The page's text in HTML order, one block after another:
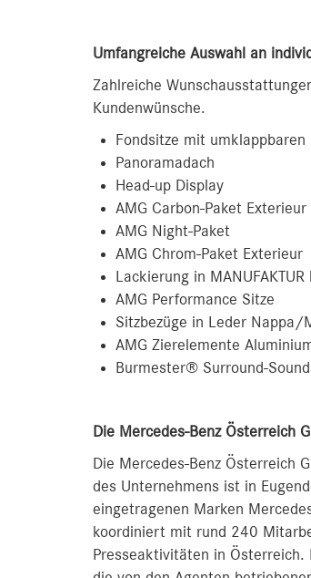
Umfangreiche Auswahl an
Zahlreiche
Kundenwünsche.
Fondsitze mit umklappbaren
Panoramadach
Head-up Display
AMG Carbon-Paket Exterieur
AMG Night-Paket
AMG Chrom-Paket Exterieur
Lackierung in
AMG Performance Sitze
Sitzbezüge in Leder Nappa/
AMG Zierelemente
Burmester® Surround-
Die Mercedes-Benz Österreich
Die Mercedes-Benz Österreich
des Unternehmens ist in
eingetragenen Marken
koordiniert mit rund 240
Presseaktivitäten in